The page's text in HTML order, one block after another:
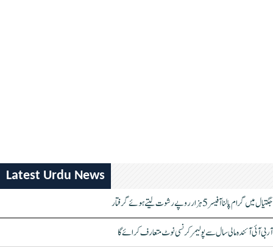
Latest Urdu News
جگتیال میں گرام پالنا آفیسر 5 ہزار روپے رشوت لیتے ہوئے گرفتار
آر بی آئی آئندہ مالی سال سے پولیمر کرنسی نوٹ متعارف کرائے گا